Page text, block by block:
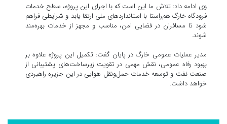
وی ادامه داد: تلاش ما این است که با اجرای این پروژه، سطح خدمات
فرودگاه خارگ هم‌راستا با استانداردهای ملی ارتقا یابد و شرایطی فراهم
شود تا مسافران در فضایی امن، مناسب و مجهز از خدمات بهره‌مند
شوند.
مدیر عملیات عمومی خارگ در پایان گفت: تکمیل این پروژه علاوه بر
بهبود رفاه عمومی، نقش مهمی در تقویت زیرساخت‌های پشتیبانی از
صنعت نفت و توسعه خدمات حمل‌ونقل هوایی در این جزیره راهبردی
خواهد داشت.